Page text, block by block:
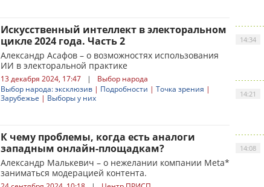
Искусственный интеллект в электоральном
цикле 2024 года. Часть 2
Александр Асафов – о возможностях использования
ИИ в электоральной практике
13 декабря 2024, 17:47 |
Выбор народа
Выбор народа: эксклюзив | Подробности | Точка зрения |
Зарубежье | Выборы у них
К чему проблемы, когда есть аналоги
западным онлайн-площадкам?
Александр Малькевич – о нежелании компании Meta*
заниматься модерацией контента.
14:34
14:21
14:08